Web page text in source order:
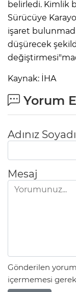
belirledi. Kimlik
Sürücüye
işaret
düşürecek
Kaynak: İHA
Yorum
Adınız
Mesaj
Gönderilen
içermemesi